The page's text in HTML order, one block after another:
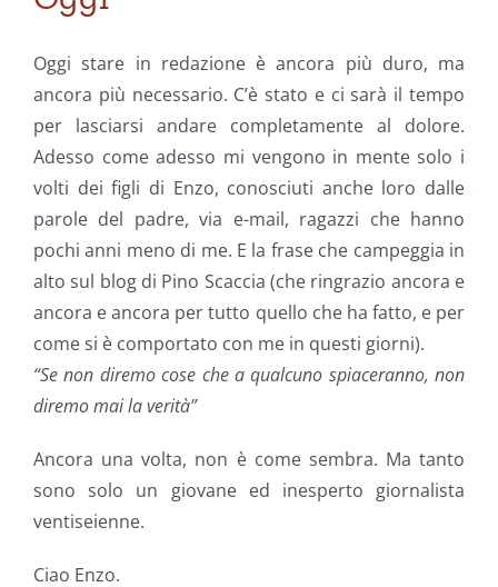
Oggi stare in redazione è ancora più duro, ma
ancora più necessario. C’è stato e ci sarà il tempo
per lasciarsi andare completamente al dolore.
Adesso come adesso mi vengono in mente solo i
volti dei figli di Enzo, conosciuti anche loro dalle
parole del padre, via e-mail, ragazzi che hanno
pochi anni meno di me. E la frase che campeggia in
alto sul blog di Pino Scaccia (che ringrazio ancora e
ancora e ancora per tutto quello che ha fatto, e per
come si è comportato con me in questi giorni).
“Se non diremo cose che a qualcuno spiaceranno, non
diremo mai la verità”
Ancora una volta, non è come sembra. Ma tanto
sono solo un giovane ed inesperto giornalista
ventiseienne.
Ciao Enzo.